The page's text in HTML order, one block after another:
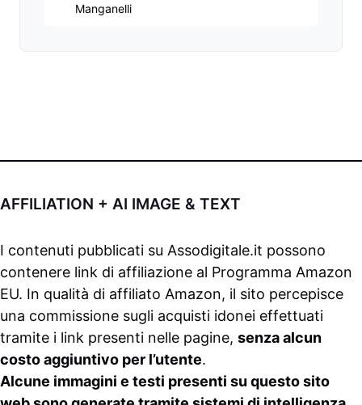
Manganelli
AFFILIATION + AI IMAGE & TEXT
I contenuti pubblicati su Assodigitale.it possono
contenere link di affiliazione al Programma Amazon
EU. In qualità di affiliato Amazon, il sito percepisce
una commissione sugli acquisti idonei effettuati
tramite i link presenti nelle pagine, senza alcun
costo aggiuntivo per l’utente.
Alcune immagini e testi presenti su questo sito